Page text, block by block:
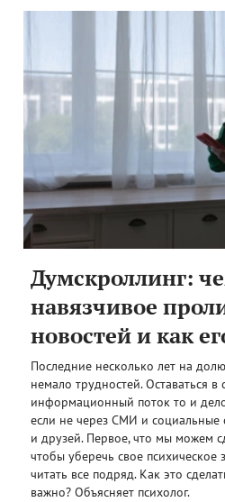
Думскроллинг:
навязчивое
новостей и как
Последние несколько лет на
немало трудностей. Оставаться
информационный поток то и
если не через СМИ и социальные
и друзей. Первое, что мы можем
чтобы уберечь свое психическое
читать все подряд. Как это
важно? Объясняет психолог.